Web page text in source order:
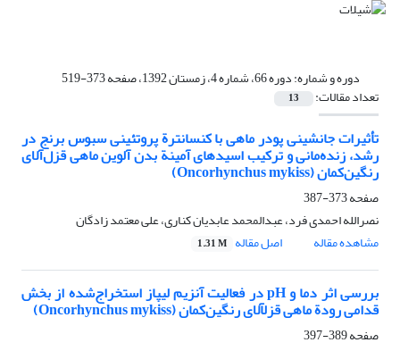
دوره و شماره:دوره 66، شماره 4، زمستان 1392، صفحه 373-519
تعداد مقالات: 13
تأثیرات جانشینی پودر ماهی با کنسانترة پروتئینی سبوس برنج در
رشد، زنده‌مانی و ترکیب اسید‏های آمینة بدن آلوین ماهی قزل‌آلای
رنگین‌کمان (Oncorhynchus mykiss)
صفحه373-387
نصرالله احمدی فرد، عبدالمحمد عابدیان کناری، علی معتمد زادگان
مشاهده مقاله
اصل مقاله 1.31 M
بررسی اثر دما و pH در فعالیت آنزیم لیپاز استخراج‌شده از بخش
قدامی رودة ماهی قزل‎آلای رنگین‌کمان (Oncorhynchus mykiss)
صفحه389-397